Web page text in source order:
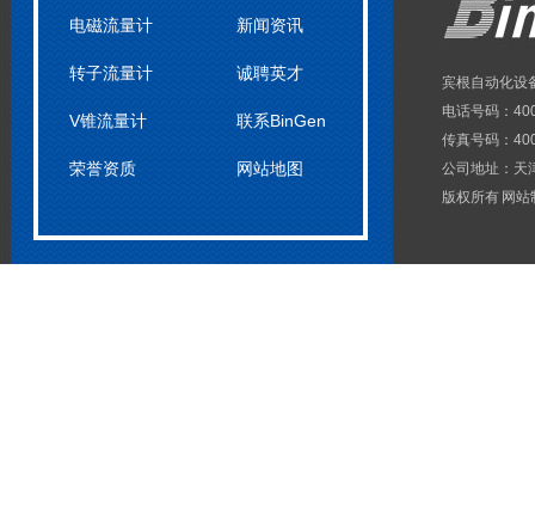
电磁流量计 新闻资讯
转子流量计 诚聘英才
V锥流量计 联系BinGen
荣誉资质 网站地图
宾根自动化设
电话号码：
传真号码：
公司地址：天
版权所有 网站